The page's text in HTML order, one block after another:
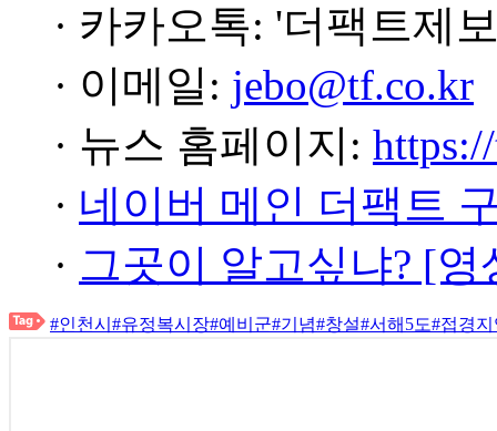
· 카카오톡: '더팩트제
· 이메일: jebo@tf.co.kr
· 뉴스 홈페이지:
· 네이버 메인 더팩트
· 그곳이 알고싶냐? [
#인천시 #유정복시장#예비군#기념#창설#서해5도#접경지